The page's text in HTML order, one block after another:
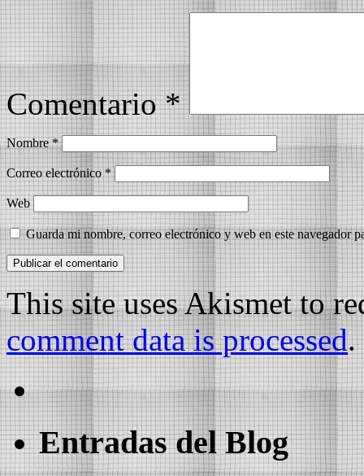
Comentario*
Nombre *
Correo electrónico *
Web
Guarda mi nombre, correo electrónico y web en este navegador
This site uses Akismet to
comment data is processed.
Entradas del Blog